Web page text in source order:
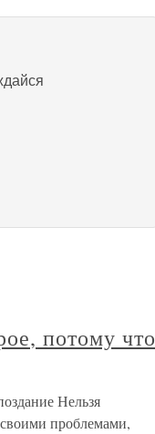
потому что
Нельзя
проблемами,